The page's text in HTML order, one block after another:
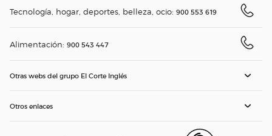
Tecnología, hogar, deportes, belleza, ocio: 900 553 619
Alimentación: 900 543 447
Otras webs del grupo El Corte Inglés
Otros enlaces